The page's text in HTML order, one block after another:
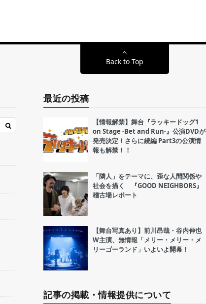
Back to Top
最近の投稿
【情報解禁】舞台『ラッキードッグ1
on Stage -Bet and Run-』公演DVDが
発売決定！さらに続編 Part3の公演情
報も解禁！！
「隣人」をテーマに、歪な人間関係や
社会を描く 『GOOD NEIGHBORS』
稽古場レポート
【舞台写真あり】前川昂哉・谷内伸也
W主演、無情報「メリー・メリー・メ
リーゴーランド」いよいよ開幕！
記事の掲載・情報提供について